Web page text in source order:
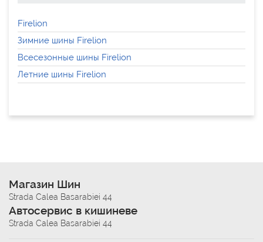
Firelion
Зимние шины Firelion
Всесезонные шины Firelion
Летние шины Firelion
Магазин Шин
Strada Calea Basarabiei 44
Автосервис в кишиневе
Strada Calea Basarabiei 44